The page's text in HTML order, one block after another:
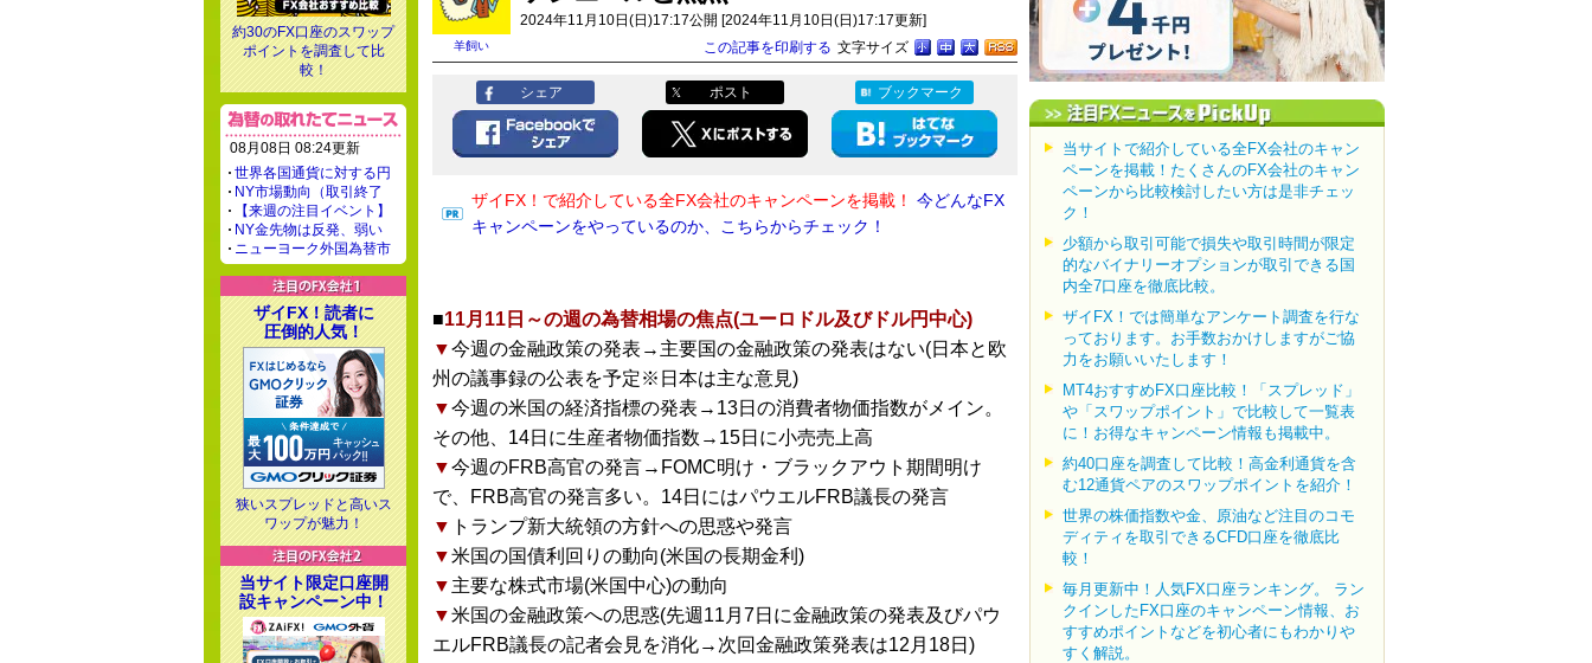
羊飼い
2024年11月10日(日)17:17公開 [2024年11月10日(日)17:17更新]
文字サイズ
この記事を印刷する
シェア ポスト ブックマーク
ザイFX！で紹介している全FX会社のキャンペーンを掲載！
今どんなFX
キャンペーンをやっているのか、こちらからチェック！
■11月11日～の週の為替相場の焦点(ユーロドル及びドル円中心)
▼今週の金融政策の発表→主要国の金融政策の発表はない(日本と欧
州の議事録の公表を予定※日本は主な意見)
▼今週の米国の経済指標の発表→13日の消費者物価指数がメイン。
その他、14日に生産者物価指数→15日に小売売上高
▼今週のFRB高官の発言→FOMC明け・ブラックアウト期間明け
で、FRB高官の発言多い。14日にはパウエルFRB議長の発言
▼ トランプ新大統領の方針への思惑や発言
▼米国の国債利回りの動向(米国の長期金利)
▼ 主要な株式市場(米国中心)の動向
▼米国の金融政策への思惑(先週11月7日に金融政策の発表及びパウ
エルFRB議長の記者会見を消化→次回金融政策発表は12月18日)
当サイトで紹介している全FX会社のキャン
ペーンを掲載！たくさんのFX会社のキャン
ペーンから比較検討したい方は是非チェッ
ク！
少額から取引可能で損失や取引時間が限定
的なバイナリーオプションが取引できる国
内全7口座を徹底比較。
ザイFX！では簡単なアンケート調査を行な
っております。お手数おかけしますがご協
力をお願いいたします！
MT4おすすめFX口座比較！「スプレッド」
や「スワップポイント」で比較して一覧表
に！お得なキャンペーン情報も掲載中。
約40口座を調査して比較！高金利通貨を含
む12通貨ペアのスワップポイントを紹介！
世界の株価指数や金、原油など注目のコモ
ディティを取引できるCFD口座を徹底比
較！
毎月更新中！人気FX口座ランキング。 ラン
クインしたFX口座のキャンペーン情報、お
すすめポイントなどを初心者にもわかりや
すく解説。
約30のFX口座のスワップ
ポイントを調査して比
較！
08月08日 08:24更新
世界各国通貨に対する円
NY市場動向（取引終了
【来週の注目イベント】
NY金先物は反発、弱い
ニューヨーク外国為替市
ザイFX！読者に
圧倒的人気！
狭いスプレッドと高いス
ワップが魅力！
当サイト限定口座開
設キャンペーン中！